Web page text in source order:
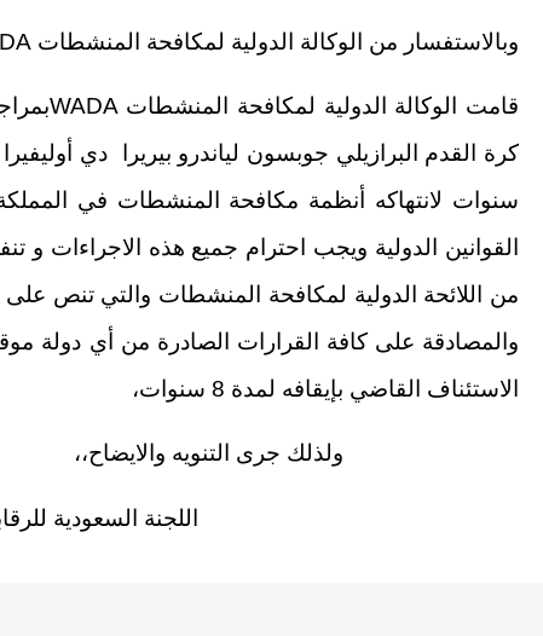
وبالاستفسار من الوكالة الدولية لمكافحة المنشطات
قامت الوكالة الدولية لمكافحة المنشطات WADA
سنوات لانتهاكه أنظمة مكافحة المنشطات في
من اللائحة الدولية لمكافحة المنشطات والتي تنص على
والمصادقة على كافة القرارات الصادرة من أي دولة
الاستئناف القاضي بإيقافه لمدة 8 سنوات،
ولذلك جرى التنويه والايضاح،،
اللجنة السعودية للرقابة على